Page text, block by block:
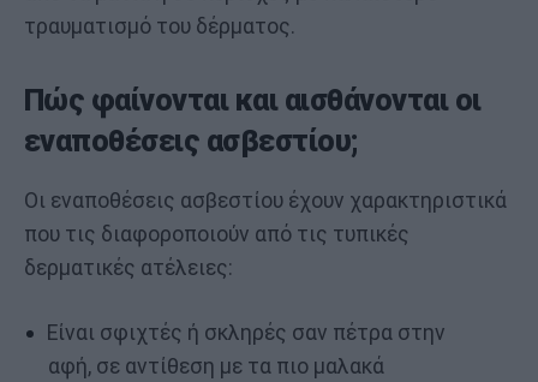
τραυματισμό του δέρματος.
Πώς φαίνονται και αισθάνονται οι
εναποθέσεις ασβεστίου;
Οι εναποθέσεις ασβεστίου έχουν χαρακτηριστικά
που τις διαφοροποιούν από τις τυπικές
δερματικές ατέλειες:
Είναι σφιχτές ή σκληρές σαν πέτρα στην
αφή, σε αντίθεση με τα πιο μαλακά